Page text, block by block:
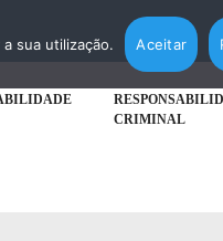
CRIMINAL
sua utilização. Aceitar